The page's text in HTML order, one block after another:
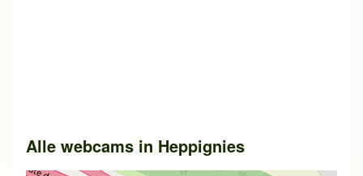
Alle webcams in Heppignies